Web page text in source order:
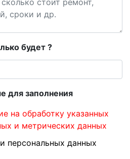
будет ?
для заполнения
на обработку указанных
и метрических данных
персональных данных